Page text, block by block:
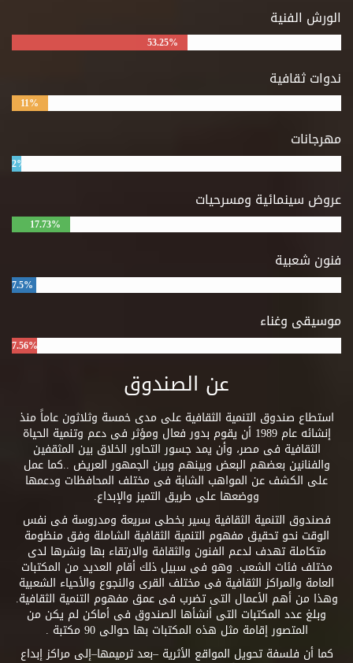
الورش الفنية
53.25%
ندوات ثقافية
11%
مهرجانات
2%
عروض سينمائية ومسرحيات
17.73%
فنون شعبية
7.5%
موسيقى وغناء
7.56%
عن الصندوق
استطاع صندوق التنمية الثقافية على مدى خمسة وثلاثون عاماً منذ
إنشائه عام 1989 أن يقوم بدور فعال ومؤثر فى دعم وتنمية الحياة
الثقافية فى مصر، وأن يمد جسور التحاور الخلاق بين المثقفين
والفنانين بعضهم البعض وبينهم وبين الجمهور العريض ..كما عمل
على الكشف عن المواهب الشابة فى مختلف المحافظات ودعمها
ووضعها على طريق التميز والإبداع.
فصندوق التنمية الثقافية يسير بخطى سريعة ومدروسة فى نفس
الوقت نحو تحقيق مفهوم التنمية الثقافية الشاملة وفق منظومة
متكاملة تهدف لدعم الفنون والثقافة والارتقاء بها ونشرها لدى
مختلف فئات الشعب. وهو فى سبيل ذلك أقام العديد من المكتبات
العامة والمراكز الثقافية فى مختلف القرى والنجوع والأحياء الشعبية
وهذا من أهم الأعمال التى تضرب فى عمق مفهوم التنمية الثقافية.
وبلغ عدد المكتبات التى أنشأها الصندوق فى أماكن لم يكن من
المتصور إقامة مثل هذه المكتبات بها حوالى 90 مكتبة .
كما أن فلسفة تحويل المواقع الأثرية –بعد ترميمها–إلى مراكز إبداع